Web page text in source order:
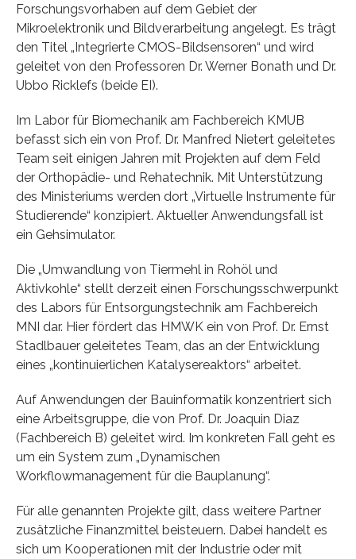
Forschungsvorhaben auf dem Gebiet der
Mikroelektronik und Bildverarbeitung angelegt. Es trägt
den Titel „Integrierte CMOS-Bildsensoren“ und wird
geleitet von den Professoren Dr. Werner Bonath und Dr.
Ubbo Ricklefs (beide EI).
Im Labor für Biomechanik am Fachbereich KMUB
befasst sich ein von Prof. Dr. Manfred Nietert geleitetes
Team seit einigen Jahren mit Projekten auf dem Feld
der Orthopädie- und Rehatechnik. Mit Unterstützung
des Ministeriums werden dort „Virtuelle Instrumente für
Studierende“ konzipiert. Aktueller Anwendungsfall ist
ein Gehsimulator.
Die „Umwandlung von Tiermehl in Rohöl und
Aktivkohle“ stellt derzeit einen Forschungsschwerpunkt
des Labors für Entsorgungstechnik am Fachbereich
MNI dar. Hier fördert das HMWK ein von Prof. Dr. Ernst
Stadlbauer geleitetes Team, das an der Entwicklung
eines „kontinuierlichen Katalysereaktors“ arbeitet.
Auf Anwendungen der Bauinformatik konzentriert sich
eine Arbeitsgruppe, die von Prof. Dr. Joaquin Diaz
(Fachbereich B) geleitet wird. Im konkreten Fall geht es
um ein System zum „Dynamischen
Workflowmanagement für die Bauplanung“.
Für alle genannten Projekte gilt, dass weitere Partner
zusätzliche Finanzmittel beisteuern. Dabei handelt es
sich um Kooperationen mit der Industrie oder mit